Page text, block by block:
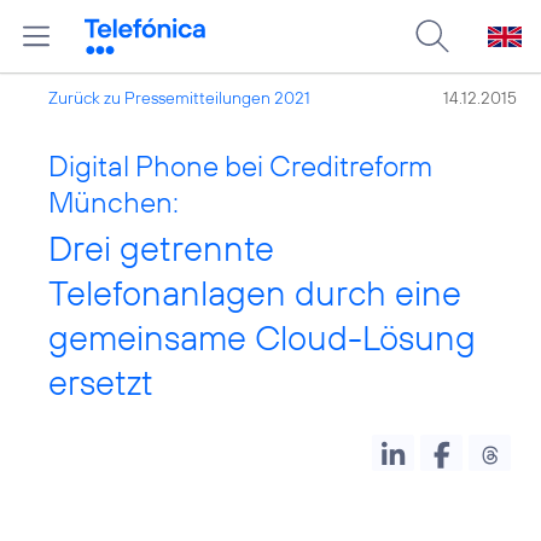
Zurück zu Pressemitteilungen 2021 14.12.2015
Digital Phone bei Creditreform
München:
Drei getrennte
Telefonanlagen durch eine
gemeinsame Cloud-Lösung
ersetzt